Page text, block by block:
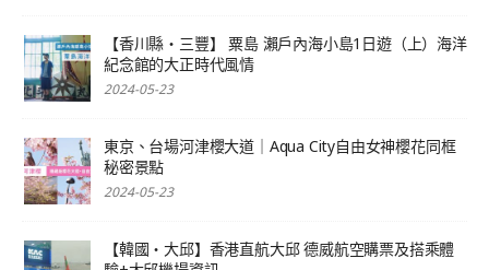
【香川縣‧三豐】 粟島 瀨戶內海小島1日遊（上）海洋
紀念館的大正時代風情
2024-05-23
東京、台場河津櫻大道｜Aqua City自由女神櫻花同框
秘密景點
2024-05-23
【韓國‧大邱】香港直航大邱 德威航空購票及搭乘體